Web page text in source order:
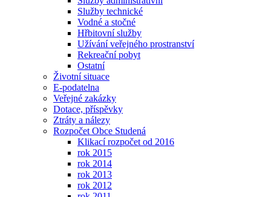
Služby technické
Vodné a stočné
Hřbitovní služby
Užívání veřejného prostranství
Rekreační pobyt
Ostatní
Životní situace
E-podatelna
Veřejné zakázky
Dotace, příspěvky
Ztráty a nálezy
Rozpočet Obce Studená
Klikací rozpočet od 2016
rok 2015
rok 2014
rok 2013
rok 2012